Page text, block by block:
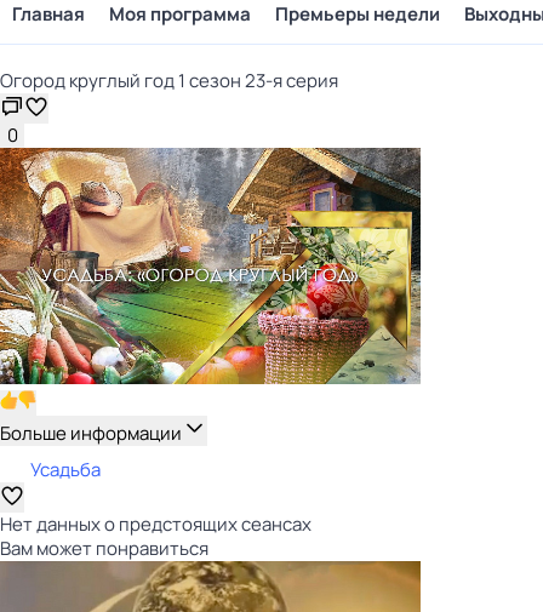
Главная Моя программа Премьеры недели
Огород круглый год 1 сезон 23-я серия
0
Больше информации
Усадьба
Нет данных о предстоящих сеансах
Вам может понравиться